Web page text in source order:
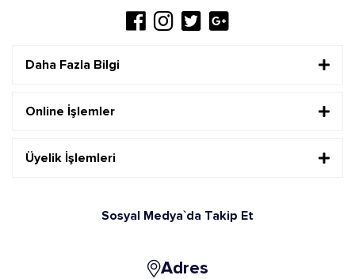
Daha Fazla Bilgi
Online İşlemler
Üyelik İşlemleri
Sosyal Medya`da Takip Et
Adres